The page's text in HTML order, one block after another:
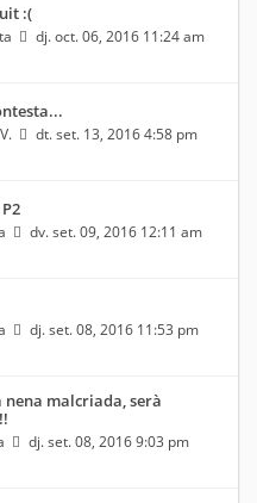
:(
dj. oct. 06, 2016 11:24 am
dt. set. 13, 2016 4:58 pm
dv. set. 09, 2016 12:11 am
dj. set. 08, 2016 11:53 pm
malcriada, serà
dj. set. 08, 2016 9:03 pm